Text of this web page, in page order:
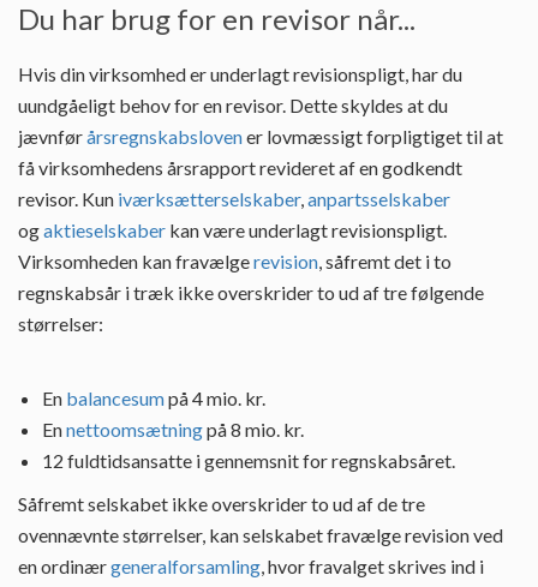
Du har brug for en revisor når...
Hvis din virksomhed er underlagt revisionspligt, har du
uundgåeligt behov for en revisor. Dette skyldes at du
jævnførårsregnskabslovener lovmæssigt forpligtiget til at
få virksomhedens årsrapport revideret af en godkendt
revisor. Kun iværksætterselskaber,anpartsselskaber
ogaktieselskaber kan være underlagt revisionspligt.
Virksomheden kan fravælgerevision, såfremt det i to
regnskabsår i træk ikke overskrider to ud af tre følgende
størrelser:
En balancesumpå 4 mio. kr.
Ennettoomsætningpå 8 mio. kr.
12 fuldtidsansatte i gennemsnit for regnskabsåret.
Såfremt selskabet ikke overskrider to ud af de tre
ovennævnte størrelser, kan selskabet fravælge revision ved
en ordinærgeneralforsamling, hvor fravalget skrives ind i